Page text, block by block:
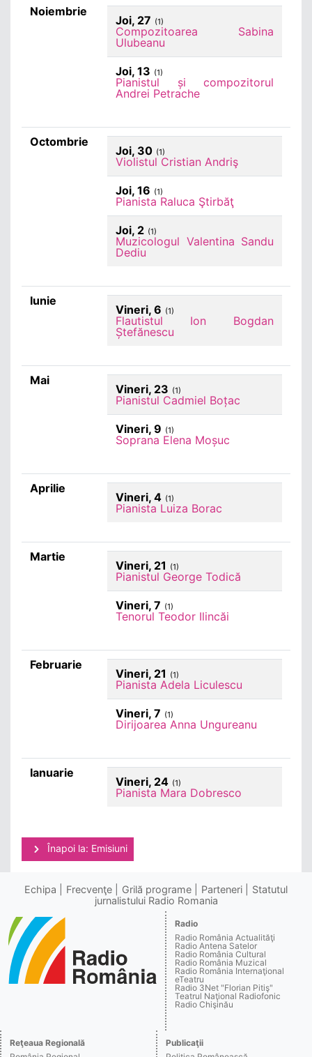
Noiembrie
Joi, 27 (1)
Compozitoarea Sabina
Ulubeanu
Joi, 13 (1)
Pianistul și compozitorul
Andrei Petrache
Octombrie
Joi, 30 (1)
Violistul Cristian Andriş
Joi, 16 (1)
Pianista Raluca Ştirbăţ
Joi, 2 (1)
Muzicologul Valentina Sandu
Dediu
Iunie
Vineri, 6 (1)
Flautistul Ion Bogdan
Ștefănescu
Mai
Vineri, 23 (1)
Pianistul Cadmiel Boțac
Vineri, 9 (1)
Soprana Elena Moșuc
Aprilie
Vineri, 4 (1)
Pianista Luiza Borac
Martie
Vineri, 21 (1)
Pianistul George Todică
Vineri, 7 (1)
Tenorul Teodor Ilincăi
Februarie
Vineri, 21 (1)
Pianista Adela Liculescu
Vineri, 7 (1)
Dirijoarea Anna Ungureanu
Ianuarie
Vineri, 24 (1)
Pianista Mara Dobresco
Înapoi la: Emisiuni
Echipa Frecvenţe Grilă programe Parteneri
Statutul
jurnalistului Radio Romania
Radio
Radio România Actualităţi
Radio Antena Satelor
Radio România Cultural
Radio România Muzical
Radio România Internaţional
eTeatru
Radio 3Net "Florian Pitiş"
Teatrul Naţional Radiofonic
Radio Chişinău
Reţeaua Regională
Publicaţii